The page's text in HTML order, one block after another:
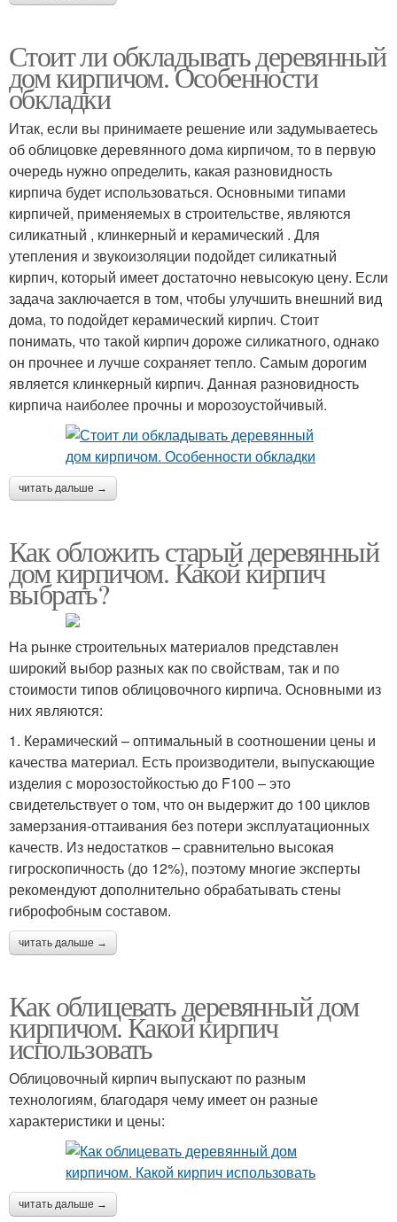
Стоит ли обкладывать деревянный
дом кирпичом. Особенности
обкладки
Итак, если вы принимаете решение или задумываетесь
об облицовке деревянного дома кирпичом, то в первую
очередь нужно определить, какая разновидность
кирпича будет использоваться. Основными типами
кирпичей, применяемых в строительстве, являются
силикатный , клинкерный и керамический . Для
утепления и звукоизоляции подойдет силикатный
кирпич, который имеет достаточно невысокую цену. Если
задача заключается в том, чтобы улучшить внешний вид
дома, то подойдет керамический кирпич. Стоит
понимать, что такой кирпич дороже силикатного, однако
он прочнее и лучше сохраняет тепло. Самым дорогим
является клинкерный кирпич. Данная разновидность
кирпича наиболее прочны и морозоустойчивый.
читать дальше →
Как обложить старый деревянный
дом кирпичом. Какой кирпич
выбрать?
На рынке строительных материалов представлен
широкий выбор разных как по свойствам, так и по
стоимости типов облицовочного кирпича. Основными из
них являются:
1. Керамический – оптимальный в соотношении цены и
качества материал. Есть производители, выпускающие
изделия с морозостойкостью до F100 – это
свидетельствует о том, что он выдержит до 100 циклов
замерзания-оттаивания без потери эксплуатационных
качеств. Из недостатков – сравнительно высокая
гигроскопичность (до 12%), поэтому многие эксперты
рекомендуют дополнительно обрабатывать стены
гиброфобным составом.
читать дальше →
Как облицевать деревянный дом
кирпичом. Какой кирпич
использовать
Облицовочный кирпич выпускают по разным
технологиям, благодаря чему имеет он разные
характеристики и цены:
читать дальше →